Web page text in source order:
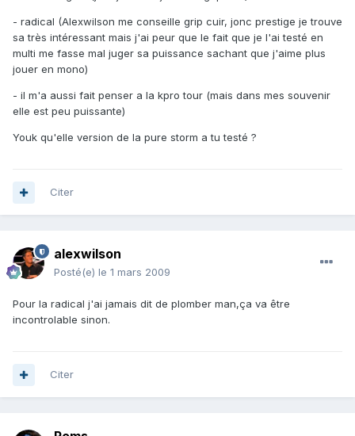
- radical (Alexwilson me conseille grip cuir, jonc prestige je trouve
sa très intéressant mais j'ai peur que le fait que je l'ai testé en
multi me fasse mal juger sa puissance sachant que j'aime plus
jouer en mono)
- il m'a aussi fait penser a la kpro tour (mais dans mes souvenir
elle est peu puissante)
Youk qu'elle version de la pure storm a tu testé ?
Citer
alexwilson
Posté(e) le 1 mars 2009
Pour la radical j'ai jamais dit de plomber man,ça va être
incontrolable sinon.
Citer